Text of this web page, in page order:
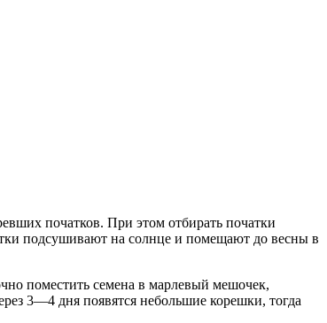
початков. При этом отбирать початки
подсушивают на солнце и помещают до весны в
поместить семена в марлевый мешочек,
3—4 дня появятся небольшие корешки, тогда